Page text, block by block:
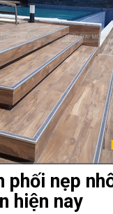
phối nẹp
hiện nay